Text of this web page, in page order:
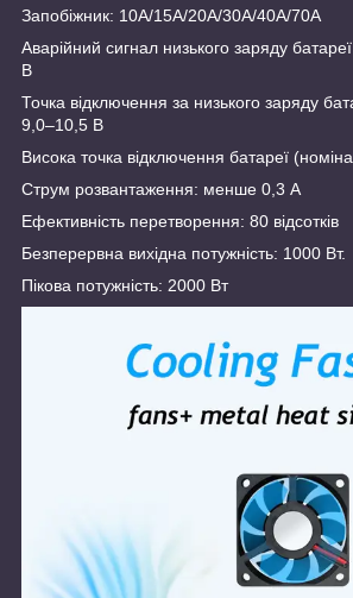
Запобіжник: 10А/15А/20А/30А/40А/70А
Аварійний сигнал низького заряду
В
Точка відключення за низького заряду
9,0–10,5 В
Висока точка відключення батареї
Струм розвантаження: менше 0,3 А
Ефективність перетворення: 80 відсотків
Безперервна вихідна потужність: 1000 Вт.
Пікова потужність: 2000 Вт